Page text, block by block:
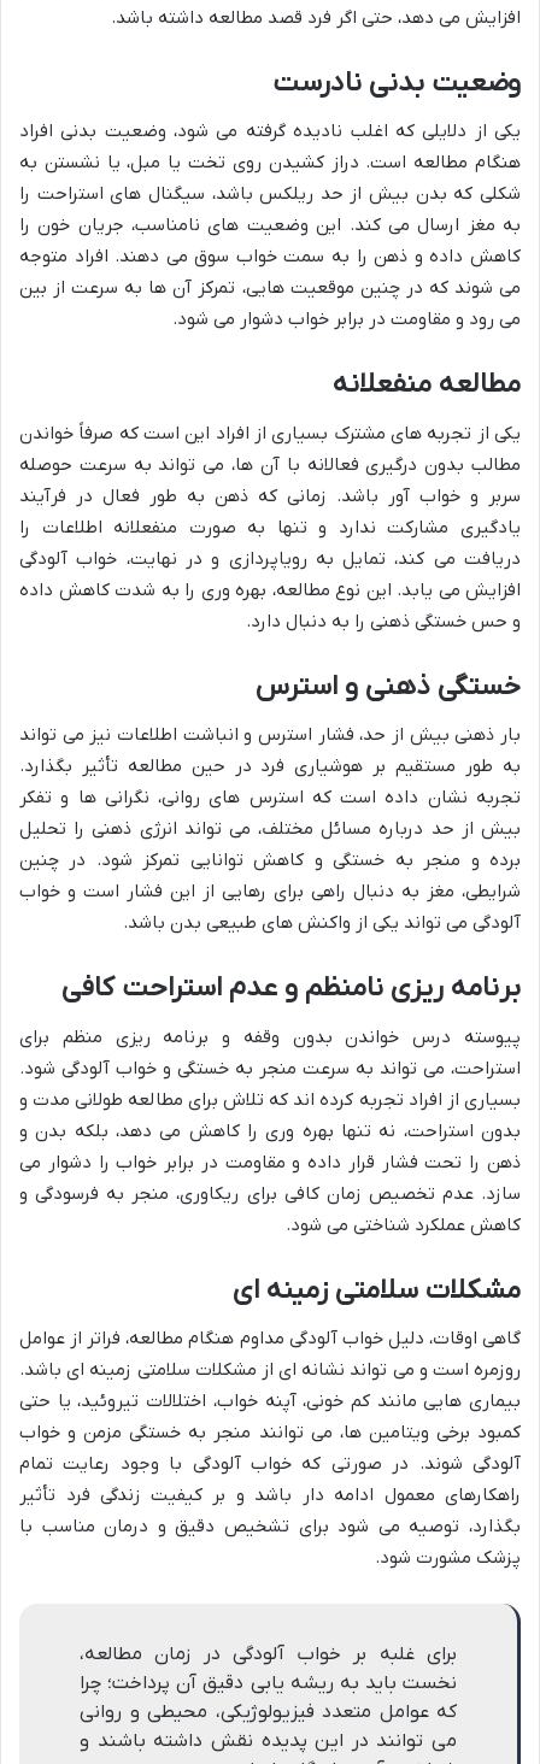
افزایش می دهد، حتی اگر فرد قصد مطالعه داشته باشد.
وضعیت بدنی نادرست
یکی از دلایلی که اغلب نادیده گرفته می شود، وضعیت بدنی افراد
هنگام مطالعه است. دراز کشیدن روی تخت یا مبل، یا نشستن به
شکلی که بدن بیش از حد ریلکس باشد، سیگنال های استراحت را
به مغز ارسال می کند. این وضعیت های نامناسب، جریان خون را
کاهش داده و ذهن را به سمت خواب سوق می دهند. افراد متوجه
می شوند که در چنین موقعیت هایی، تمرکز آن ها به سرعت از بین
می رود و مقاومت در برابر خواب دشوار می شود.
مطالعه منفعلانه
یکی از تجربه های مشترک بسیاری از افراد این است که صرفاً خواندن
مطالب بدون درگیری فعالانه با آن ها، می تواند به سرعت حوصله
سربر و خواب آور باشد. زمانی که ذهن به طور فعال در فرآیند
یادگیری مشارکت ندارد و تنها به صورت منفعلانه اطلاعات را
دریافت می کند، تمایل به رویاپردازی و در نهایت، خواب آلودگی
افزایش می یابد. این نوع مطالعه، بهره وری را به شدت کاهش داده
و حس خستگی ذهنی را به دنبال دارد.
خستگی ذهنی و استرس
بار ذهنی بیش از حد، فشار استرس و انباشت اطلاعات نیز می تواند
به طور مستقیم بر هوشیاری فرد در حین مطالعه تأثیر بگذارد.
تجربه نشان داده است که استرس های روانی، نگرانی ها و تفکر
بیش از حد درباره مسائل مختلف، می تواند انرژی ذهنی را تحلیل
برده و منجر به خستگی و کاهش توانایی تمرکز شود. در چنین
شرایطی، مغز به دنبال راهی برای رهایی از این فشار است و خواب
آلودگی می تواند یکی از واکنش های طبیعی بدن باشد.
برنامه ریزی نامنظم و عدم استراحت کافی
پیوسته درس خواندن بدون وقفه و برنامه ریزی منظم برای
استراحت، می تواند به سرعت منجر به خستگی و خواب آلودگی شود.
بسیاری از افراد تجربه کرده اند که تلاش برای مطالعه طولانی مدت و
بدون استراحت، نه تنها بهره وری را کاهش می دهد، بلکه بدن و
ذهن را تحت فشار قرار داده و مقاومت در برابر خواب را دشوار می
سازد. عدم تخصیص زمان کافی برای ریکاوری، منجر به فرسودگی و
کاهش عملکرد شناختی می شود.
مشکلات سلامتی زمینه ای
گاهی اوقات، دلیل خواب آلودگی مداوم هنگام مطالعه، فراتر از عوامل
روزمره است و می تواند نشانه ای از مشکلات سلامتی زمینه ای باشد.
بیماری هایی مانند کم خونی، آپنه خواب، اختلالات تیروئید، یا حتی
کمبود برخی ویتامین ها، می توانند منجر به خستگی مزمن و خواب
آلودگی شوند. در صورتی که خواب آلودگی با وجود رعایت تمام
راهکارهای معمول ادامه دار باشد و بر کیفیت زندگی فرد تأثیر
بگذارد، توصیه می شود برای تشخیص دقیق و درمان مناسب با
پزشک مشورت شود.
برای غلبه بر خواب آلودگی در زمان مطالعه،
نخست باید به ریشه یابی دقیق آن پرداخت؛ چرا
که عوامل متعدد فیزیولوژیکی، محیطی و روانی
می توانند در این پدیده نقش داشته باشند و